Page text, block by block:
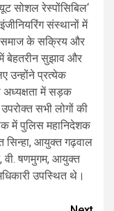
सोशल रेस्पोंसिबिल‘
संस्थानों में
समाज के सक्रिय और
बेहतरीन सुझाव और
उन्होंने प्रत्येक
अध्यक्षता में सड़क
सभी लोगों की
में पुलिस महानिदेशक
सिन्हा, आयुक्त गढ़वाल
वी. षणमुगम, आयुक्त
उपस्थित थे।